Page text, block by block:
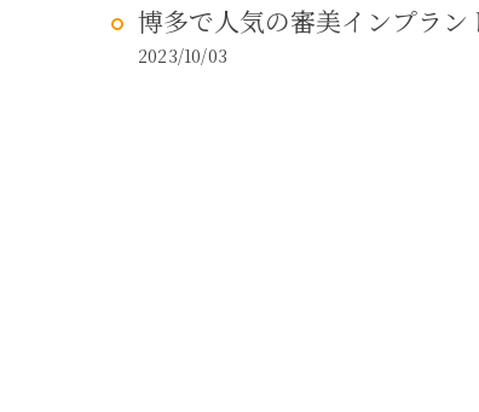
博多で人気の審美インプラ
2023/10/03